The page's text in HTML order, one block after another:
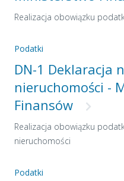
Realizacja obowiązku
Podatki
DN-1 Deklaracja
nieruchomości -
Finansów
Realizacja obowiązku
nieruchomości
Podatki